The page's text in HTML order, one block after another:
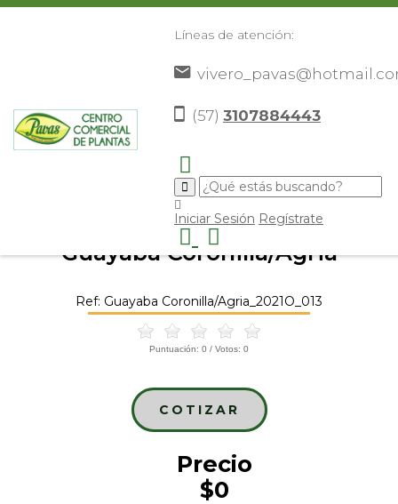
Líneas de atención:
(57) 3107884443
Iniciar Sesión Regístrate
Frutales >Otros Frutales>Guayaba
Guayaba Coronilla/Agria
Ref: Guayaba Coronilla/Agria_2021O_013
Puntuación: 0 / Votos: 0
COTIZAR
Precio
$0